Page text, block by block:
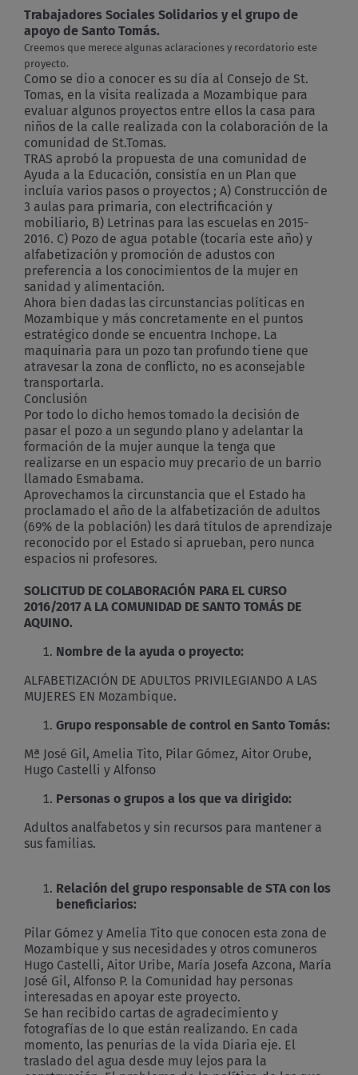
Trabajadores Sociales Solidarios y el grupo de
apoyo de Santo Tomás.
Creemos que merece algunas aclaraciones y recordatorio este
proyecto.
Como se dio a conocer es su día al Consejo de St.
Tomas, en la visita realizada a Mozambique para
evaluar algunos proyectos entre ellos la casa para
niños de la calle realizada con la colaboración de la
comunidad de St.Tomas.
TRAS aprobó la propuesta de una comunidad de
Ayuda a la Educación, consistía en un Plan que
incluía varios pasos o proyectos ; A) Construcción de
3 aulas para primaria, con electrificación y
mobiliario, B) Letrinas para las escuelas en 2015-
2016. C) Pozo de agua potable (tocaría este año) y
alfabetización y promoción de adustos con
preferencia a los conocimientos de la mujer en
sanidad y alimentación.
Ahora bien dadas las circunstancias políticas en
Mozambique y más concretamente en el puntos
estratégico donde se encuentra Inchope. La
maquinaria para un pozo tan profundo tiene que
atravesar la zona de conflicto, no es aconsejable
transportarla.
Conclusión
Por todo lo dicho hemos tomado la decisión de
pasar el pozo a un segundo plano y adelantar la
formación de la mujer aunque la tenga que
realizarse en un espacio muy precario de un barrio
llamado Esmabama.
Aprovechamos la circunstancia que el Estado ha
proclamado el año de la alfabetización de adultos
(69% de la población) les dará títulos de aprendizaje
reconocido por el Estado si aprueban, pero nunca
espacios ni profesores.
SOLICITUD DE COLABORACIÓN PARA EL CURSO
2016/2017 A LA COMUNIDAD DE SANTO TOMÁS DE
AQUINO.
Nombre de la ayuda o proyecto:
ALFABETIZACIÓN DE ADULTOS PRIVILEGIANDO A LAS
MUJERES EN Mozambique.
Grupo responsable de control en Santo Tomás:
Mª José Gil, Amelia Tito, Pilar Gómez, Aitor Orube,
Hugo Castelli y Alfonso
Personas o grupos a los que va dirigido:
Adultos analfabetos y sin recursos para mantener a
sus familias.
Relación del grupo responsable de STA con los
beneficiarios:
Pilar Gómez y Amelia Tito que conocen esta zona de
Mozambique y sus necesidades y otros comuneros
Hugo Castelli, Aitor Uribe, María Josefa Azcona, María
José Gil, Alfonso P. la Comunidad hay personas
interesadas en apoyar este proyecto.
Se han recibido cartas de agradecimiento y
fotografías de lo que están realizando. En cada
momento, las penurias de la vida Diaria eje. El
traslado del agua desde muy lejos para la